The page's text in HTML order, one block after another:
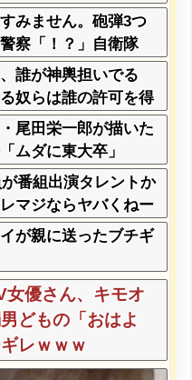
みません。砲弾3つ
察「！？」自衛隊
w w w w w w
誰が神輿担いでる
奴らは誰の許可を得
尾田栄一郎が描いた
ムダに東大卒」
が番組出演タレントか
マジならヤバくねー
が親に送ったブチギ
女優さん、キモオ
どもの「おはよ
レｗｗｗ